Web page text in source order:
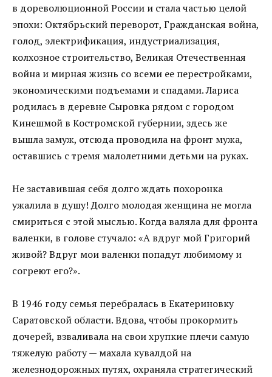
в дореволюционной России и стала частью целой
эпохи: Октябрьский переворот, Гражданская война,
голод, электрификация, индустриализация,
колхозное строительство, Великая Отечественная
война и мирная жизнь со всеми ее перестройками,
экономическими подъемами и спадами. Лариса
родилась в деревне Сыровка рядом с городом
Кинешмой в Костромской губернии, здесь же
вышла замуж, отсюда проводила на фронт мужа,
оставшись с тремя малолетними детьми на руках.
Не заставившая себя долго ждать похоронка
ужалила в душу! Долго молодая женщина не могла
смириться с этой мыслью. Когда валяла для фронта
валенки, в голове стучало: «А вдруг мой Григорий
живой? Вдруг мои валенки попадут любимому и
согреют его?».
В 1946 году семья перебралась в Екатериновку
Саратовской области. Вдова, чтобы прокормить
дочерей, взваливала на свои хрупкие плечи самую
тяжелую работу — махала кувалдой на
железнодорожных путях, охраняла стратегический